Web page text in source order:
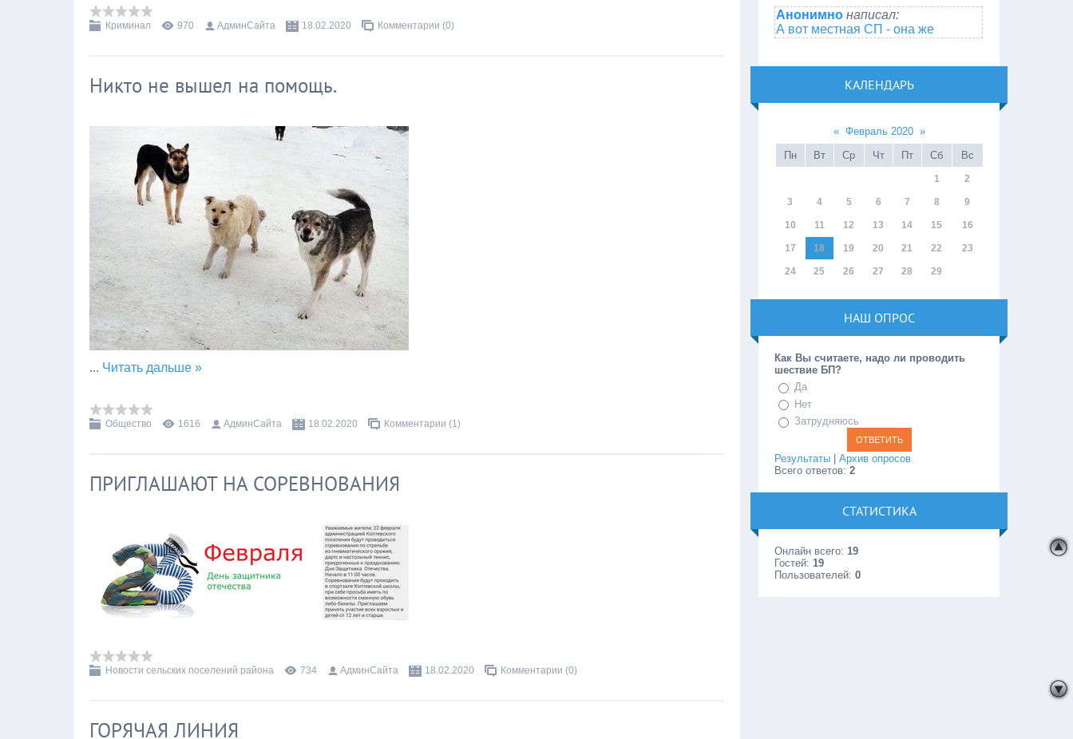
Криминал 970 АдминСайта 18.02.2020 Комментарии (0)
Никто не вышел на помощь.
... Читать дальше »
Общество 1616 АдминСайта 18.02.2020 Комментарии (1)
ПРИГЛАШАЮТ НА СОРЕВНОВАНИЯ
Новости сельских поселений района 734 АдминСайта 18.02.2020 Комментарии (0)
ГОРЯЧАЯ ЛИНИЯ
Анонимно написал:
А вот местная СП - она же
КАЛЕНДАРЬ
« Февраль 2020 »
Пн
Вт Ср Чт Пт Сб Вс
1 2
3 4 5 6 7 8 9
10 11 12 13 14 15 16
17 18 19 20 21 22 23
24 25 26 27 28 29
НАШ ОПРОС
Как Вы считаете, надо ли проводить
шествие БП?
Да
Нет
Затрудняюсь
Результаты |Архив опросов
Всего ответов:2
СТАТИСТИКА
Онлайн всего: 19
Гостей: 19
Пользователей:0